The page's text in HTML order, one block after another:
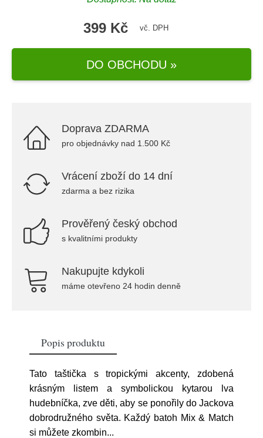
399 Kč vč. DPH
DO OBCHODU »
Doprava ZDARMA
pro objednávky nad 1.500 Kč
Vrácení zboží do 14 dní
zdarma a bez rizika
Prověřený český obchod
s kvalitními produkty
Nakupujte kdykoli
máme otevřeno 24 hodin denně
Popis produktu
Tato taštička s tropickými akcenty, zdobená
krásným listem a symbolickou kytarou lva
hudebníčka, zve děti, aby se ponořily do Jackova
dobrodružného světa. Každý batoh Mix & Match
si můžete zkombin...